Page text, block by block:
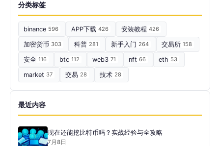
分类标签
binance 596 APP下载 426 安装教程 426
加密货币 303 科普 281 新手入门 264 交易所 158
安全 116 btc 112 web3 71 nft 66 eth 53
market 37 交易 28 技术 28
最近内容
现在还能挖比特币吗？实战经验与全攻略
7月8日